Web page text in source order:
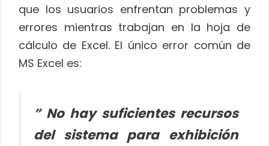
que los usuarios enfrentan problemas y
errores mientras trabajan en la hoja de
cálculo de Excel. El único error común de
MS Excel es:
” No hay suficientes recursos
del sistema para exhibición